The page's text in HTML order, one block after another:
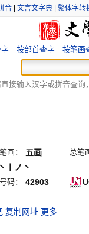
音 文言文字典 繁体字转
按部首查字 按笔画
接输入汉字或拼音查询
画： 五画
总笔
丨ノ丶
码： 42903
复制网址 更多